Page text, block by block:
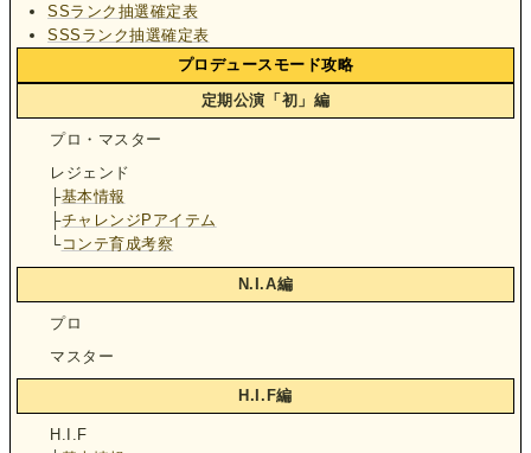
SSランク抽選確定表
SSSランク抽選確定表
プロデュースモード攻略
定期公演「初」編
プロ・マスター
レジェンド
├基本情報
├チャレンジPアイテム
└コンテ育成考察
N.I.A編
プロ
マスター
H.I.F編
H.I.F